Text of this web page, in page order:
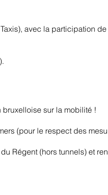
avec la participation de
sur la mobilité !
(pour le respect des
Régent (hors tunnels) et